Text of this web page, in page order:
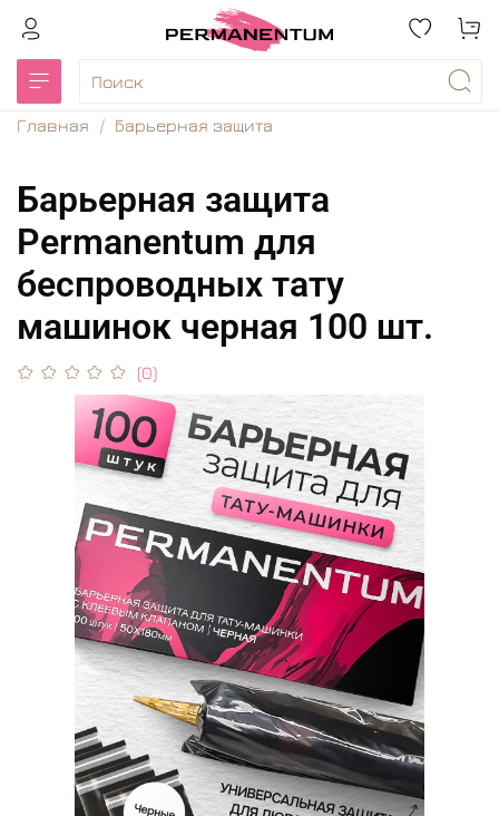
Главная Барьерная защита
Барьерная защита
Permanentum для
беспроводных тату
машинок черная 100 шт.
(0)